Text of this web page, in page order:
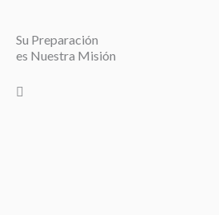
Su Preparación
es Nuestra Misión